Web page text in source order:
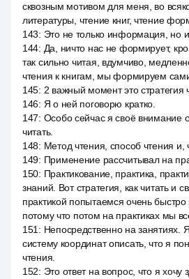
сквозным мотивом для меня, во
литературы, чтение книг, чтение
143: Это не только информация, но
144: Да, ничто нас не формирует,
так сильно читая, вдумчиво,
чтения к книгам, мы формируем
145: 2 важный момент это стратегия
146: Я о ней поговорю кратко.
147: Особо сейчас я своё внимание
читать.
148: Метод чтения, способ чтения и,
149: Применение рассчитывал на
150: Практикование, практика,
знаний. Вот стратегия, как читать и
практикой попытаемся очень быстро
потому что потом на практиках мы
151 : Непосредственно на занятиях.
систему координат описать, что я
чтения.
152: Это ответ на вопрос, что я хочу